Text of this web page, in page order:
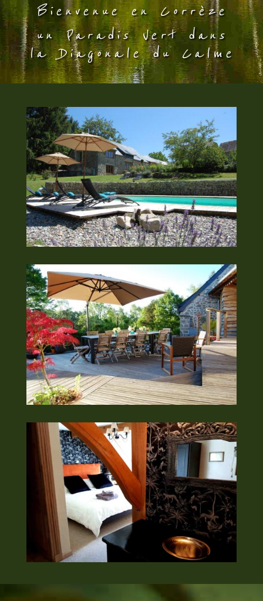
Bienvenue en Corrèze
un Paradis Vert dans
la Diagonale du Calme